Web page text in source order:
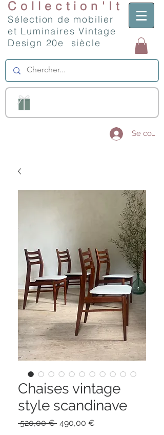
Collection'It
Sélection de mobilier
et Luminaires Vintage
Design 20e siècle
Se
Chaises vintage
style scandinave
520,00 € Prix
490,00 €